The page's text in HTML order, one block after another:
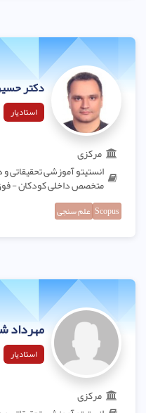
دکتر
استادیار
مرکزی
انستیتو آموزشی تحقیقاتی
متخصص داخلی کودکان -
Scopus علم سنجی
مهرداد
استادیار
مرکزی